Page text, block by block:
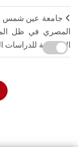
جامعة عين شمس
المصري في ظل
العسكرية للدراسات